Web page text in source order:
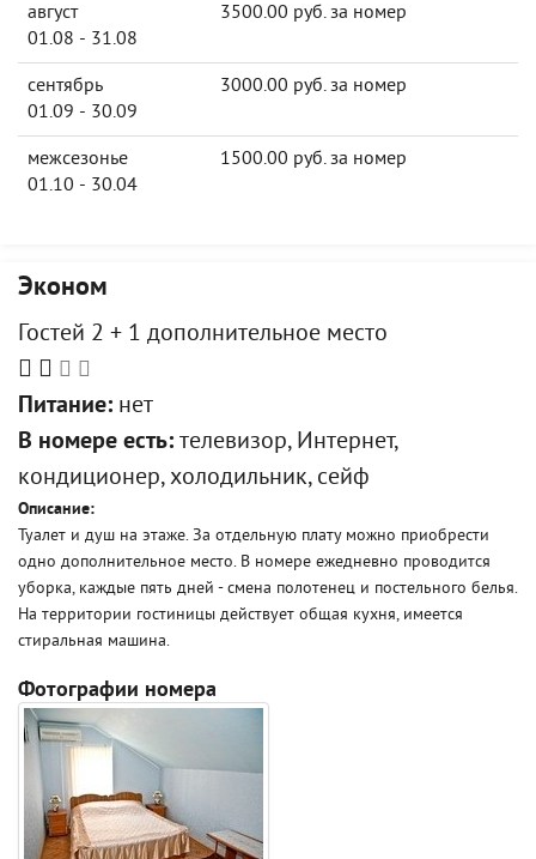
август
01.08 - 31.08
3500.00 руб. за номер
сентябрь
01.09 - 30.09
3000.00 руб. за номер
межсезонье
01.10 - 30.04
1500.00 руб. за номер
Эконом
Гостей 2 + 1 дополнительное место
Питание: нет
В номере есть: телевизор, Интернет,
кондиционер, холодильник, сейф
Описание:
Туалет и душ на этаже. За отдельную плату можно приобрести
одно дополнительное место. В номере ежедневно проводится
уборка, каждые пять дней - смена полотенец и постельного белья.
На территории гостиницы действует общая кухня, имеется
стиральная машина.
Фотографии номера